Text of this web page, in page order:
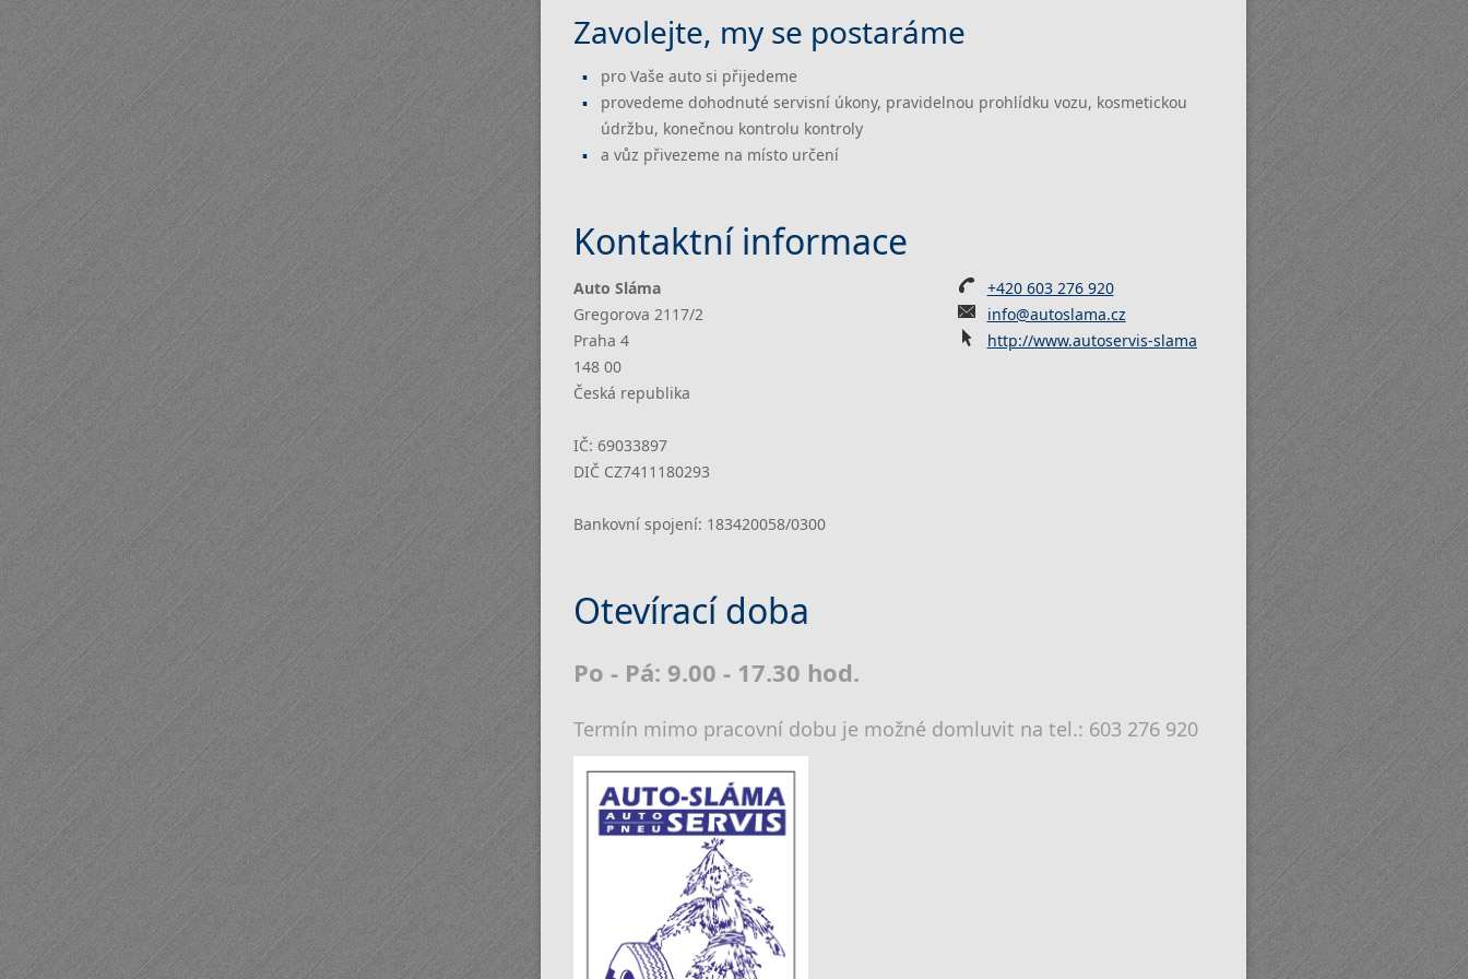
Zavolejte, my se postaráme
pro Vaše auto si přijedeme
provedeme dohodnuté servisní úkony, pravidelnou prohlídku vozu, kosmetickou
údržbu, konečnou kontrolu kontroly
a vůz přivezeme na místo určení
Kontaktní informace
Auto Sláma
Gregorova 2117/2
Praha 4
148 00
Česká republika
IČ: 69033897
DIČ CZ7411180293
+420 603 276 920
info@autoslama.cz
http://www.autoservis-slama.cz
Bankovní spojení: 183420058/0300
Otevírací doba
Po - Pá: 9.00 - 17.30 hod.
Termín mimo pracovní dobu je možné domluvit na tel.: 603 276 920